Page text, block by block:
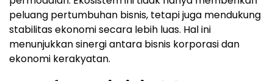
peluang pertumbuhan bisnis, tetapi juga mendukung
stabilitas ekonomi secara lebih luas. Hal ini
menunjukkan sinergi antara bisnis korporasi dan
ekonomi kerakyatan.